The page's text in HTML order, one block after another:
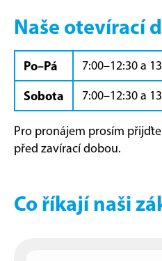
Naše otevírací
Po–Pá 7:00–12:30 a
Sobota 7:00–12:30 a
Pro pronájem prosím
před zavírací dobou.
Co říkají naši